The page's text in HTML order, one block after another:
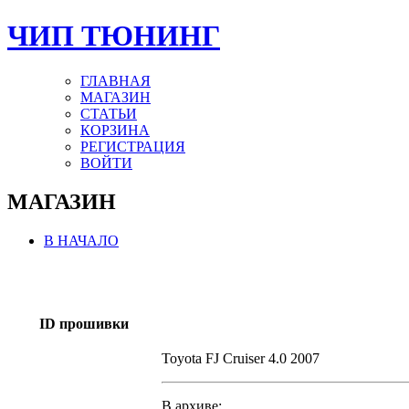
ЧИП ТЮНИНГ
ГЛАВНАЯ
МАГАЗИН
СТАТЬИ
КОРЗИНА
РЕГИСТРАЦИЯ
ВОЙТИ
МАГАЗИН
В НАЧАЛО
ID прошивки
Toyota FJ Cruiser 4.0 2007
В архиве: